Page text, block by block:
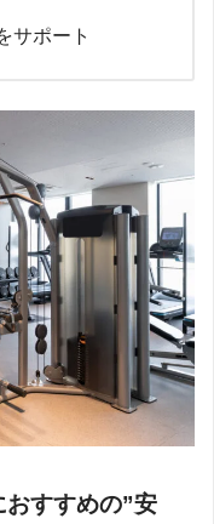
サポート
すすめの”安